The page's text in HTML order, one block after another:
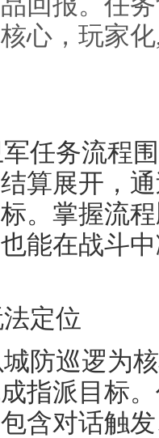
心，玩家
任务流程
算展开，
。掌握流
能在战斗
定位
防巡逻为
指派目标
含对话触